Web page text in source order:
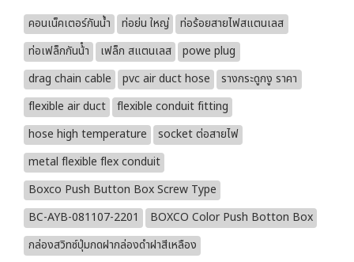
คอนเน็คเตอร์กันน้ำ ท่อย่น ใหญ่
ท่อร้อยสายไฟสแตนเลส
ท่อเฟล็กกันน้ํา
เฟล็ก สแตนเลส
powe plug
drag chain cable
pvc air duct hose
รางกระดูกงู ราคา
flexible air duct
flexible conduit fitting
hose high temperature
socket ต่อสายไฟ
metal flexible flex conduit
Boxco Push Button Box Screw Type
BC-AYB-081107-2201
BOXCO Color Push Botton Box
กล่องสวิทซ์ปุ่มกดฝากล่องดำฝาสีเหลือง